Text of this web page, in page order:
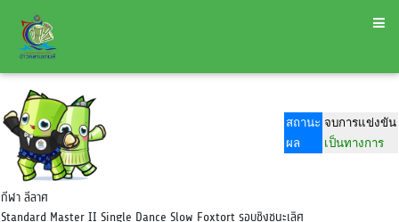
สถานะ จบการแข่งขัน
ผล
เป็นทางการ
กีฬา ลีลาศ
Standard Master II Single Dance Slow Foxtort รอบชิงชนะเลิศ